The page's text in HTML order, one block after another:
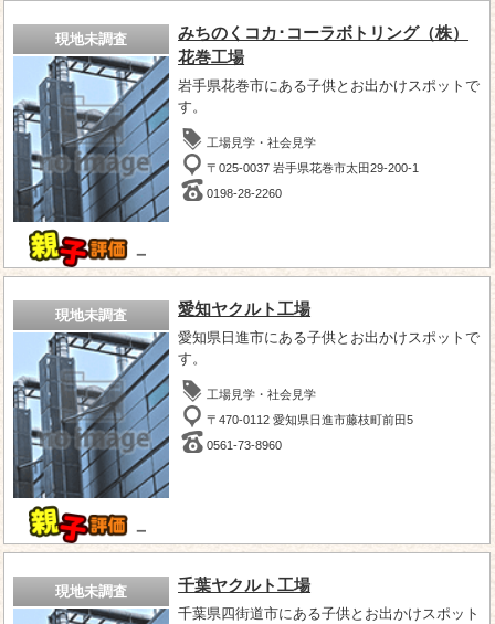
現地未調査
－
みちのくコカ･コーラボトリング（株）
花巻工場
岩手県花巻市にある子供とお出かけスポットで
す。
工場見学・社会見学
〒025-0037 岩手県花巻市太田29-200-1
0198-28-2260
現地未調査
－
愛知ヤクルト工場
愛知県日進市にある子供とお出かけスポットで
す。
工場見学・社会見学
〒470-0112 愛知県日進市藤枝町前田5
0561-73-8960
現地未調査 千葉ヤクルト工場
千葉県四街道市にある子供とお出かけスポット